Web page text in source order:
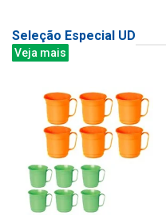
Seleção Especial UD
Veja mais